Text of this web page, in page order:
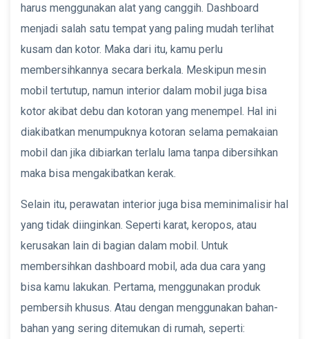
harus menggunakan alat yang canggih. Dashboard
menjadi salah satu tempat yang paling mudah terlihat
kusam dan kotor. Maka dari itu, kamu perlu
membersihkannya secara berkala. Meskipun mesin
mobil tertutup, namun interior dalam mobil juga bisa
kotor akibat debu dan kotoran yang menempel. Hal ini
diakibatkan menumpuknya kotoran selama pemakaian
mobil dan jika dibiarkan terlalu lama tanpa dibersihkan
maka bisa mengakibatkan kerak.
Selain itu, perawatan interior juga bisa meminimalisir hal
yang tidak diinginkan. Seperti karat, keropos, atau
kerusakan lain di bagian dalam mobil. Untuk
membersihkan dashboard mobil, ada dua cara yang
bisa kamu lakukan. Pertama, menggunakan produk
pembersih khusus. Atau dengan menggunakan bahan-
bahan yang sering ditemukan di rumah, seperti: